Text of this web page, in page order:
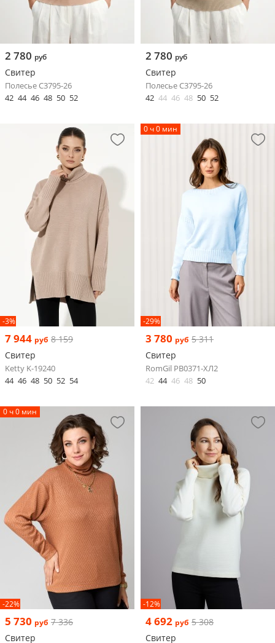
2 780 руб
Свитер
Полесье С3795-26
42 44 46 48 50 52
2 780 руб
Свитер
Полесье С3795-26
42 44 46 48 50 52
-3%
7 944 руб 8 159
Свитер
Ketty K-19240
44 46 48 50 52 54
0 ч 0 мин
-29%
3 780 руб 5 311
Свитер
RomGil РВ0371-ХЛ2
42 44 46 48 50
0 ч 0 мин
-22%
5 730 руб 7 336
Свитер
-12%
4 692 руб 5 308
Свитер